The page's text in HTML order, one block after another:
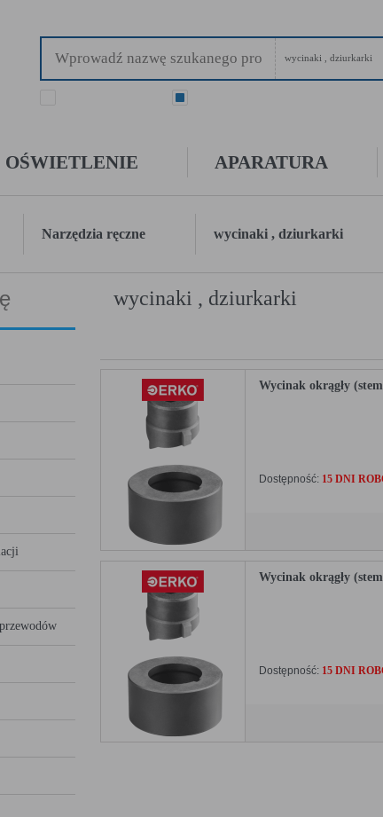
wycinaki , dziurkarki
OŚWIETLENIE APARATURA
Narzędzia ręczne wycinaki , dziurkarki
wycinaki , dziurkarki
Wycinak okrągły
Dostępność: 15 DNI
Wycinak okrągły
Dostępność: 15 DNI